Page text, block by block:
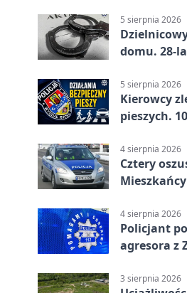
5 sierpnia 2026
domu. 28-
5 sierpnia 2026
Kierowcy
pieszych.
4 sierpnia 2026
Cztery
4 sierpnia 2026
Policjant
agresora z
3 sierpnia 2026